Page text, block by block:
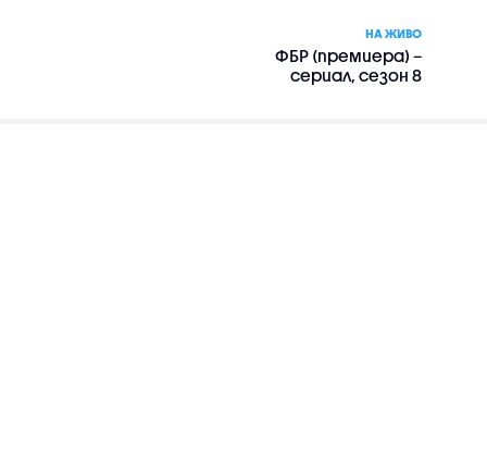
НА ЖИВО
ФБР (премиера) –
сериал, сезон 8